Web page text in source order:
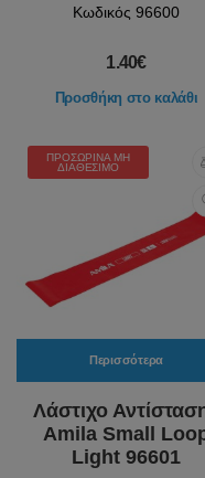
Κωδικός 96600
1.40€
Προσθήκη στο καλάθι
ΠΡΟΣΩΡΙΝΆ ΜΗ
ΔΙΑΘΈΣΙΜΟ
Περισσότερα
Λάστιχο
Amila Small
Light 96601